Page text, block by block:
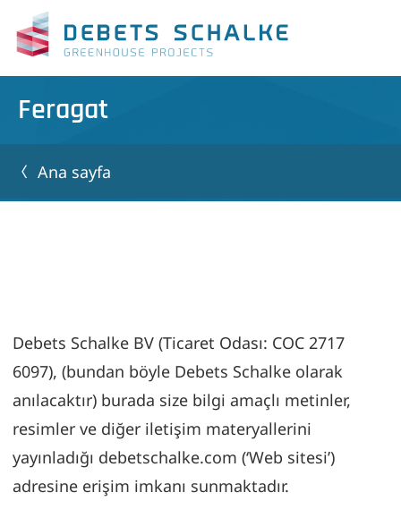
Feragat
Ana sayfa
Debets Schalke BV (Ticaret Odası: COC 2717
6097), (bundan böyle Debets Schalke olarak
anılacaktır) burada size bilgi amaçlı metinler,
resimler ve diğer iletişim materyallerini
yayınladığı debetschalke.com (‘Web sitesi’)
adresine erişim imkanı sunmaktadır.